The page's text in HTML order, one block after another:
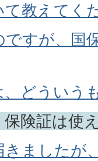
て教えてく
すが、国
、どういう
険証は使
きましたが